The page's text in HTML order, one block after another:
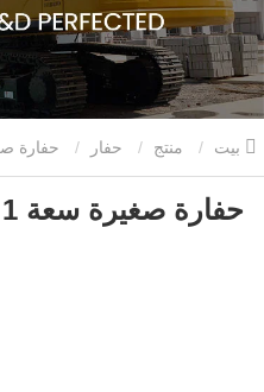
منتج حفار حفارة
حفارة صغيرة سعة 1 طن